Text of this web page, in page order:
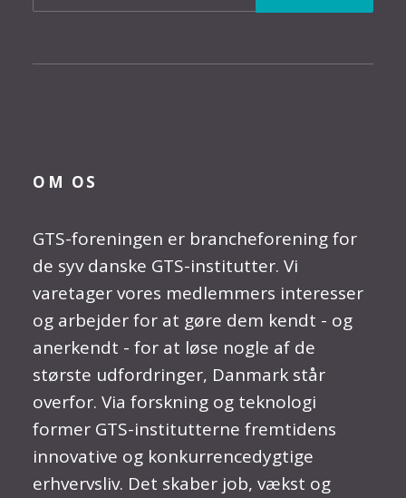
OM OS
GTS-foreningen er brancheforening for
de syv danske GTS-institutter. Vi
varetager vores medlemmers interesser
og arbejder for at gøre dem kendt - og
anerkendt - for at løse nogle af de
største udfordringer, Danmark står
overfor. Via forskning og teknologi
former GTS-institutterne fremtidens
innovative og konkurrencedygtige
erhvervsliv. Det skaber job, vækst og